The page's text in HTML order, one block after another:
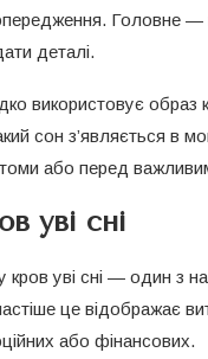
Головне —
деталі.
використовує образ
сон з’являється в
або перед
уві сні
кров уві сні — один з
це відображає
або фінансових.